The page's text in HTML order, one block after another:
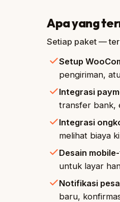
Apa yang
Setiap paket —
Setup
pengiriman,
Integrasi
transfer bank,
Integrasi
melihat biaya
Desain
untuk layar
Notifikasi
baru,